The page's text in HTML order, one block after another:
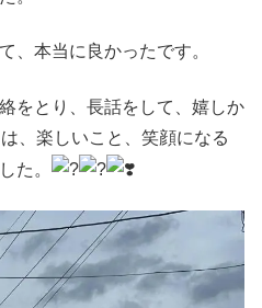
、本当に良かったです。
をとり、長話をして、嬉しか
、楽しいこと、笑顔になる
た。